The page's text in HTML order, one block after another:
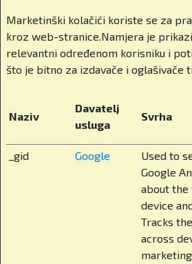
Privatno obrazovanje kod nas
doživljava kao ekskluzivno. Ali
biti takvo. Treba na njega
dugoročno ulaganje. Mi se
gdje će ga iskoristiti, u
To ne samo da bi smanjilo
bi podiglo kvalitetu u cijelom
škole na tržištu, počnu se boriti
izvrsnost. A mi, koji smo
pokrenuli kao obitelj, to jako
Zašto je to još bitno, bitno je
plaća poreze mora imati pravo
ionako iz njegovih poreza
Marketinški kolačići koriste se za
kroz web-stranice.Namjera je
relevantni određenom korisniku i
što je bitno za izdavače i oglašivače
Naziv
Davatelj
usluga
Svrha
_gid
Google
Used to
Google
about the
device
Tracks
across